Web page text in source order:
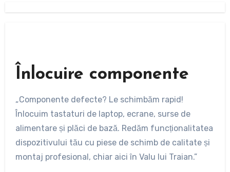
Înlocuire componente
„Componente defecte? Le schimbăm rapid!
Înlocuim tastaturi de laptop, ecrane, surse de
alimentare și plăci de bază. Redăm funcționalitatea
dispozitivului tău cu piese de schimb de calitate și
montaj profesional, chiar aici în Valu lui Traian.”